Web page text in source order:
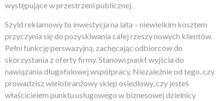
występujące w przestrzeni publicznej.
Szyld reklamowy to inwestycja na lata – niewielkim kosztem
przyczynia się do pozyskiwania całej rzeszy nowych klientów.
Pełni funkcję perswazyjną, zachęcając odbiorców do
skorzystania z oferty firmy. Stanowi punkt wyjścia do
nawiązania długofalowej współpracy. Niezależnie od tego, czy
prowadzisz wielobranżowy sklep osiedlowy, czy jesteś
właścicielem punktu usługowego w biznesowej dzielnicy